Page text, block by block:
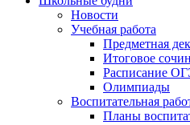
Новости
Учебная работа
Предметная
Итоговое
Расписание
Олимпиады
Воспитательная
Планы